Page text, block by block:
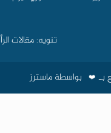
تنويه: مقالات
❤️ بواسطةماسترز